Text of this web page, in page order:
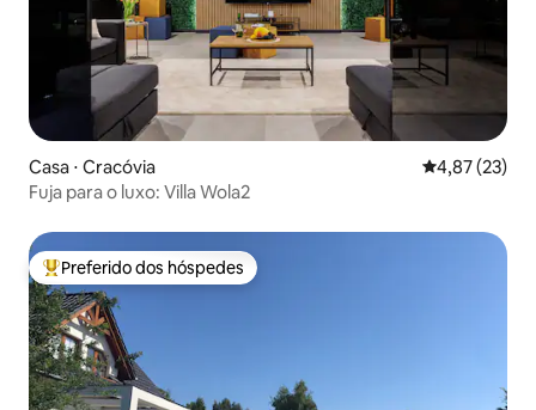
Casa ⋅ Cracóvia 4,87 de uma
4,87 (23)
Fuja para o luxo: Villa Wola2
Entre os melhores preferidos dos hóspedes
Preferido dos hóspedes